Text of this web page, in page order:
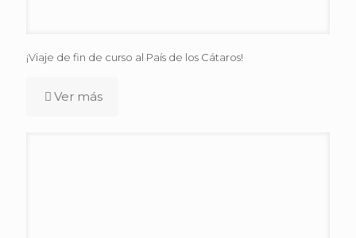
¡Viaje de fin de curso al País de los Cátaros!
Ver más